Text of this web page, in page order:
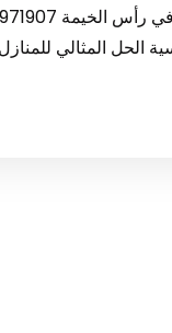
الحل المثالي